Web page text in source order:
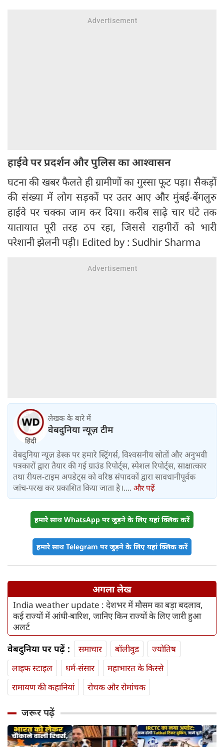
हाईवे पर प्रदर्शन और पुलिस का आश्वासन
घटना की खबर फैलते ही ग्रामीणों का गुस्सा फूट पड़ा। सैकड़ों
की संख्या में लोग सड़कों पर उतर आए और मुंबई-बेंगलुरु
हाईवे पर चक्का जाम कर दिया। करीब साढ़े चार घंटे तक
यातायात पूरी तरह ठप रहा, जिससे राहगीरों को भारी
परेशानी झेलनी पड़ी। Edited by : Sudhir Sharma
लेखक के बारे में
वेबदुनिया न्यूज़ टीम
वेबदुनिया न्यूज़ डेस्क पर हमारे स्ट्रिंगर्स, विश्वसनीय स्रोतों और अनुभवी
पत्रकारों द्वारा तैयार की गई ग्राउंड रिपोर्ट्स, स्पेशल रिपोर्ट्स, साक्षात्कार
तथा रीयल-टाइम अपडेट्स को वरिष्ठ संपादकों द्वारा सावधानीपूर्वक
जांच-परख कर प्रकाशित किया जाता है।.... और पढ़ें
हमारे साथ WhatsApp पर जुड़ने के लिए यहां क्लिक करें
हमारे साथ Telegram पर जुड़ने के लिए यहां क्लिक करें
अगला लेख
India weather update : देशभर में मौसम का बड़ा बदलाव,
कई राज्यों में आंधी-बारिश, जानिए किन राज्यों के लिए जारी हुआ
अलर्ट
वेबदुनिया पर पढ़ें : समाचार बॉलीवुड
ज्योतिष
लाइफ स्‍टाइल
धर्म-संसार
महाभारत के किस्से
रामायण की कहानियां
रोचक और रोमांचक
जरूर पढ़ें